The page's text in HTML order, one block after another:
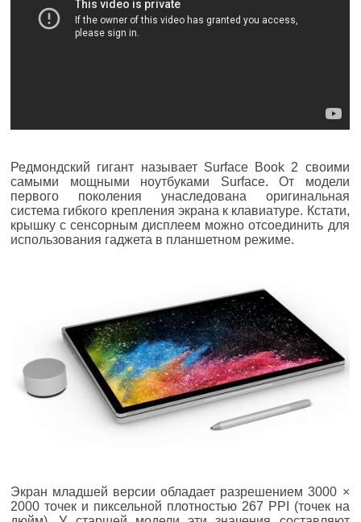
Редмондский гигант называет Surface Book 2 своими
самыми мощными ноутбуками Surface. От модели
первого поколения унаследована оригинальная
система гибкого крепления экрана к клавиатуре. Кстати,
крышку с сенсорным дисплеем можно отсоединить для
использования гаджета в планшетном режиме.
Экран младшей версии обладает разрешением 3000 ×
2000 точек и пиксельной плотностью 267 PPI (точек на